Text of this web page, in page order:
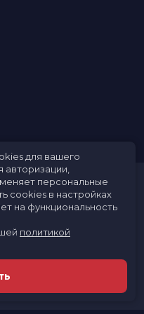
для вашего
авторизации,
персональные
cookies в настройках
на функциональность
политикой